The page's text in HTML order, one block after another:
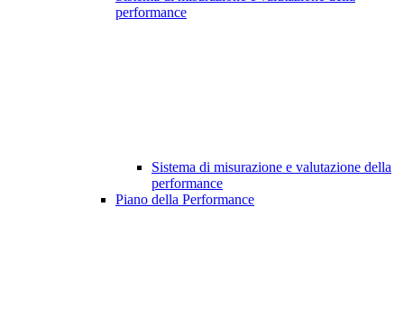
performance
Sistema di misurazione e valutazione della
performance
Piano della Performance